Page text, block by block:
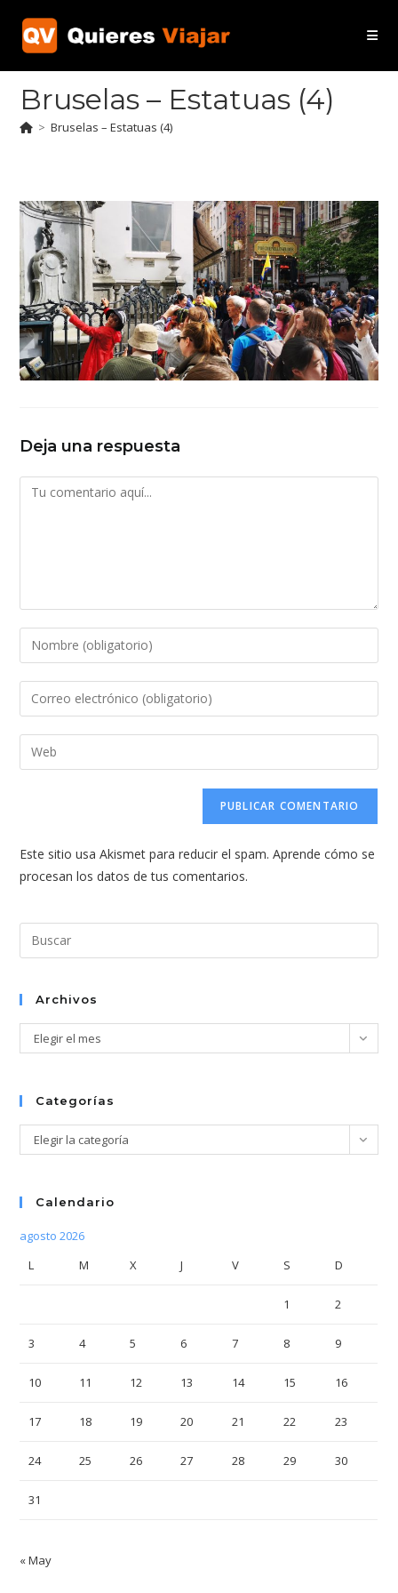
contenido
Bruselas – Estatuas (4)
> Bruselas – Estatuas (4)
Deja una respuesta
Comentario
Introduce
tu
nombre
de
usuario
Introduce
tu
dirección
de
comentar
Introduce
la
web
(opcional)
Este sitio usa Akismet para reducir el spam.Aprende cómo se
procesan los datos de tus comentarios.
el
Archivos
Archivos
Elegir el mes
Categorías
Categorías
Elegir la categoría
Calendario
agosto 2026
L
M X J V S D
1 2
3 4 5 6 7 8 9
10 11 12 13 14 15 16
17 18 19 20 21 22 23
24 25 26 27 28 29 30
31
« May